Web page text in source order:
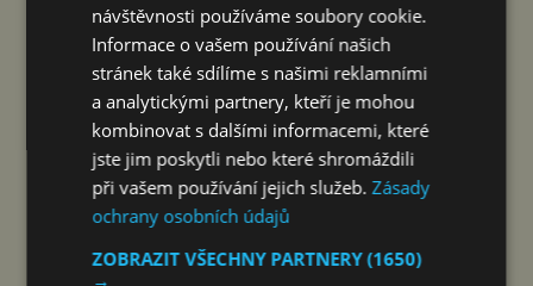
PODVODŮ S PLATBAMI A PLATEBNÍMI
KARTAMI VÝRAZNĚ PŘIBYLO
7. 8. 2026
návštěvnosti používáme soubory cookie.
Informace o vašem používání našich
stránek také sdílíme s našimi reklamními
a analytickými partnery, kteří je mohou
kombinovat s dalšími informacemi, které
jste jim poskytli nebo které shromáždili
při vašem používání jejich služeb.Zásady
ochrany osobních údajů
ZOBRAZIT VŠECHNY PARTNERY(1650)
→